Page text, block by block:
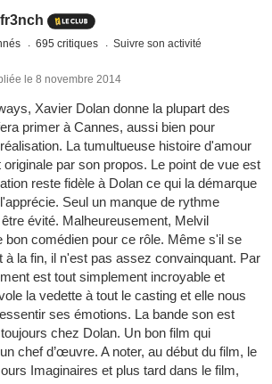
695 critiques Suivre son activité
le 8 novembre 2014
Xavier Dolan donne la plupart des
primer à Cannes, aussi bien pour
La tumultueuse histoire d'amour
par son propos. Le point de vue est
reste fidèle à Dolan ce qui la démarque
Seul un manque de rythme
évité. Malheureusement, Melvil
bon comédien pour ce rôle. Même s'il se
à la fin, il n'est pas assez convainquant. Par
est tout simplement incroyable et
la vedette à tout le casting et elle nous
ses émotions. La bande son est
chez Dolan. Un bon film qui
chef d’œuvre. A noter, au début du film, le
Imaginaires et plus tard dans le film,